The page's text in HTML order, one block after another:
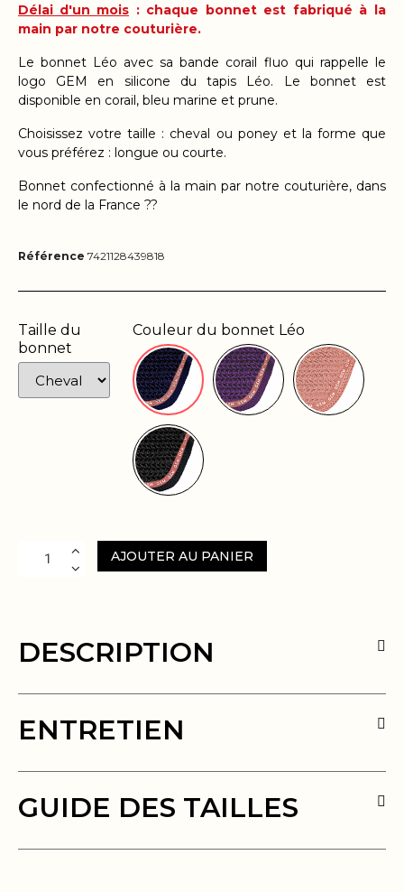
Délai d'un mois : chaque bonnet est fabriqué à la
main par notre couturière.
Le bonnet Léo avec sa bande corail fluo qui rappelle le
logo GEM en silicone du tapis Léo. Le bonnet est
disponible en corail, bleu marine et prune.
Choisissez votre taille : cheval ou poney et la forme que
vous préférez : longue ou courte.
Bonnet confectionné à la main par notre couturière, dans
le nord de la France ??
Référence 7421128439818
Taille du
bonnet
Couleur du bonnet Léo
AJOUTER AU PANIER
DESCRIPTION
ENTRETIEN
GUIDE DES TAILLES